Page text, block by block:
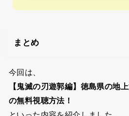
まとめ
今回は、
【鬼滅の刃遊郭編】徳島県の地
の無料視聴方法！